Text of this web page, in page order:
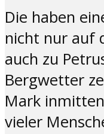
Die haben
nicht nur auf
auch zu
Bergwetter
Mark
vieler